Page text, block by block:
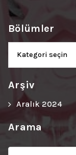
Bölümler
Bölümler
Arşiv
Aralık 2024
Arama
Ara: